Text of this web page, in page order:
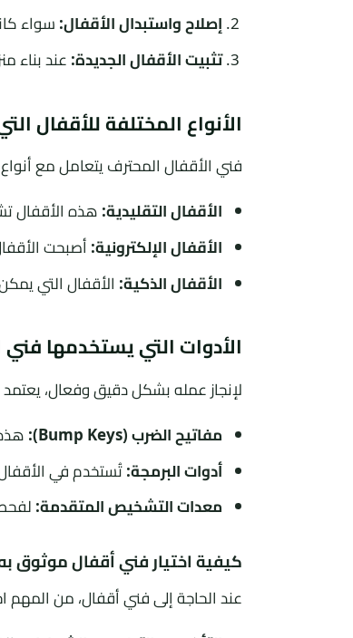
إصلاح واستبدال الأقفال:سواء
تثبيت الأقفال الجديدة:عند بناء
الأنواع المختلفة للأقفال
فني الأقفال المحترف يتعامل مع
الأقفال التقليدية:هذه الأقفال
الأقفال الإلكترونية:أصبحت
الأقفال الذكية: الأقفال التي
الأدوات التي يستخدمها
لإنجاز عمله بشكل دقيق وفعال،
مفاتيح الضرب (Bump Keys):
أدوات البرمجة:تُستخدم في الأقفال
معدات التشخيص المتقدمة:
كيفية اختيار فني أقفال موثوق
عند الحاجة إلى فني أقفال، من المهم